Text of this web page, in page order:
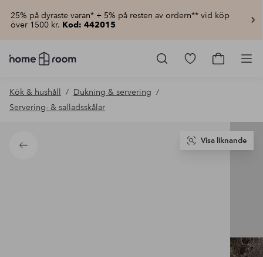
25% på dyraste varan* + 5% på resten av ordern** vid köp
över 1500 kr. Kod: 442015
Homeroom
–
hemmet
till
Gå
Gå
Kök & hushåll
Dukning & servering
Servering- & salladsskålar
Tillbaka
Visa liknande